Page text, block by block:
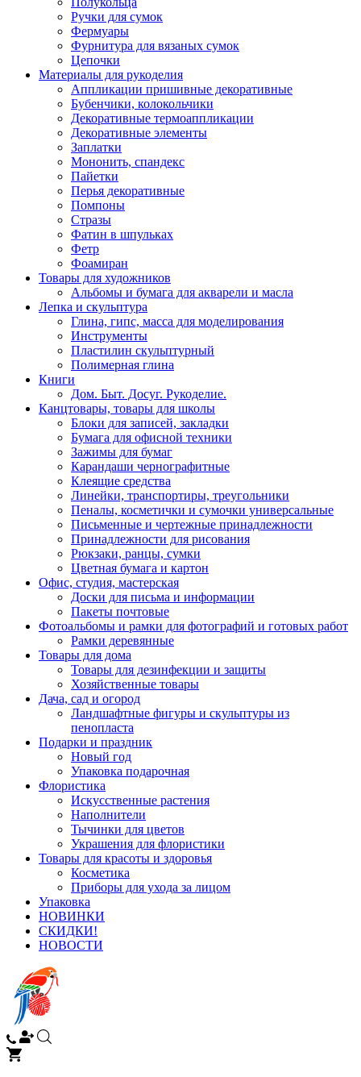
Ручки для сумок
Фермуары
Фурнитура для вязаных сумок
Цепочки
Материалы для рукоделия
Аппликации пришивные декоративные
Бубенчики, колокольчики
Декоративные термоаппликации
Декоративные элементы
Заплатки
Мононить, спандекс
Пайетки
Перья декоративные
Помпоны
Стразы
Фатин в шпульках
Фетр
Фоамиран
Товары для художников
Альбомы и бумага для акварели и масла
Лепка и скульптура
Глина, гипс, масса для моделирования
Инструменты
Пластилин скульптурный
Полимерная глина
Книги
Дом. Быт. Досуг. Рукоделие.
Канцтовары, товары для школы
Блоки для записей, закладки
Бумага для офисной техники
Зажимы для бумаг
Карандаши чернографитные
Клеящие средства
Линейки, транспортиры, треугольники
Пеналы, косметички и сумочки универсальные
Письменные и чертежные принадлежности
Принадлежности для рисования
Рюкзаки, ранцы, сумки
Цветная бумага и картон
Офис, студия, мастерская
Доски для письма и информации
Пакеты почтовые
Фотоальбомы и рамки для фотографий и готовых работ
Рамки деревянные
Товары для дома
Товары для дезинфекции и защиты
Хозяйственные товары
Дача, сад и огород
Ландшафтные фигуры и скульптуры из
пенопласта
Подарки и праздник
Новый год
Упаковка подарочная
Флористика
Искусственные растения
Наполнители
Тычинки для цветов
Украшения для флористики
Товары для красоты и здоровья
Косметика
Приборы для ухода за лицом
Упаковка
НОВИНКИ
СКИДКИ!
НОВОСТИ